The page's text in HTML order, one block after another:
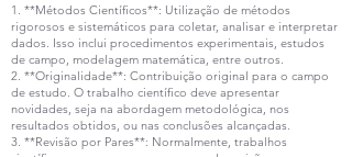
1. **Métodos Científicos**: Utilização de métodos
rigorosos e sistemáticos para coletar, analisar e interpretar
dados. Isso inclui procedimentos experimentais, estudos
de campo, modelagem matemática, entre outros.
2. **Originalidade**: Contribuição original para o campo
de estudo. O trabalho científico deve apresentar
novidades, seja na abordagem metodológica, nos
resultados obtidos, ou nas conclusões alcançadas.
3. **Revisão por Pares**: Normalmente, trabalhos